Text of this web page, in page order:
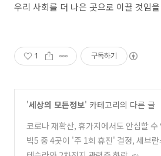
우리 사회를 더 나은 곳으로 이끌 것임
1 구독하기
'세상의 모든정보' 카테고리의 다른 글
코로나 재확산, 휴가지에서도 안심할 수
증하는 자가진단키트 수요 (0)
빅5 중 4곳이 '주 1회 휴진' 결정, 세브
들 번아웃 걱정된다" (0)